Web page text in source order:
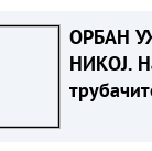
ОРБАН
НИКОЈ.